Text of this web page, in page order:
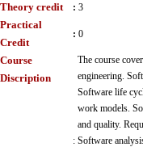
Theory credit : 3
Practical
Credit
: 0
Course
Discription
:
The course
engineering.
Software life
work models.
and quality.
Software